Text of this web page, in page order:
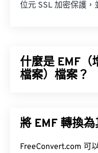
位元 SSL 加密保護，
什麼是 EMF（
檔案）檔案？
在 Microsoft
上，可以嘗試使用
將 EMF 轉換
FreeConvert.com 可